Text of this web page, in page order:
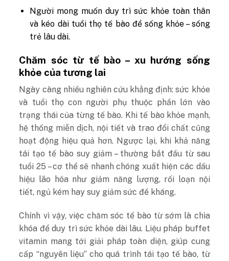
Người mong muốn duy trì sức khỏe toàn thân
và kéo dài tuổi thọ tế bào để sống khỏe – sống
trẻ lâu dài.
Chăm sóc từ tế bào – xu hướng sống
khỏe của tương lai
Ngày càng nhiều nghiên cứu khẳng định: sức khỏe
và tuổi thọ con người phụ thuộc phần lớn vào
trạng thái của từng tế bào. Khi tế bào khỏe mạnh,
hệ thống miễn dịch, nội tiết và trao đổi chất cũng
hoạt động hiệu quả hơn. Ngược lại, khi khả năng
tái tạo tế bào suy giảm – thường bắt đầu từ sau
tuổi 25 – cơ thể sẽ nhanh chóng xuất hiện các dấu
hiệu lão hóa như giảm năng lượng, rối loạn nội
tiết, ngủ kém hay suy giảm sức đề kháng.
Chính vì vậy, việc chăm sóc tế bào từ sớm là chìa
khóa để duy trì sức khỏe dài lâu. Liệu pháp buffet
vitamin mang tới giải pháp toàn diện, giúp cung
cấp “nguyên liệu” cho quá trình tái tạo tế bào, từ